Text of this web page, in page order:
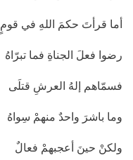
أما قرأتَ حكمَ اللهِ في قومٍ
رضوا فعلَ الجناةِ فما تبرّاهُ
فسمّاهم إلهُ العرشِ قتلَى
وما باشرَ واحدٌ منهمْ سِواهُ
ولكنْ حينَ أعجبهمْ فعالٌ